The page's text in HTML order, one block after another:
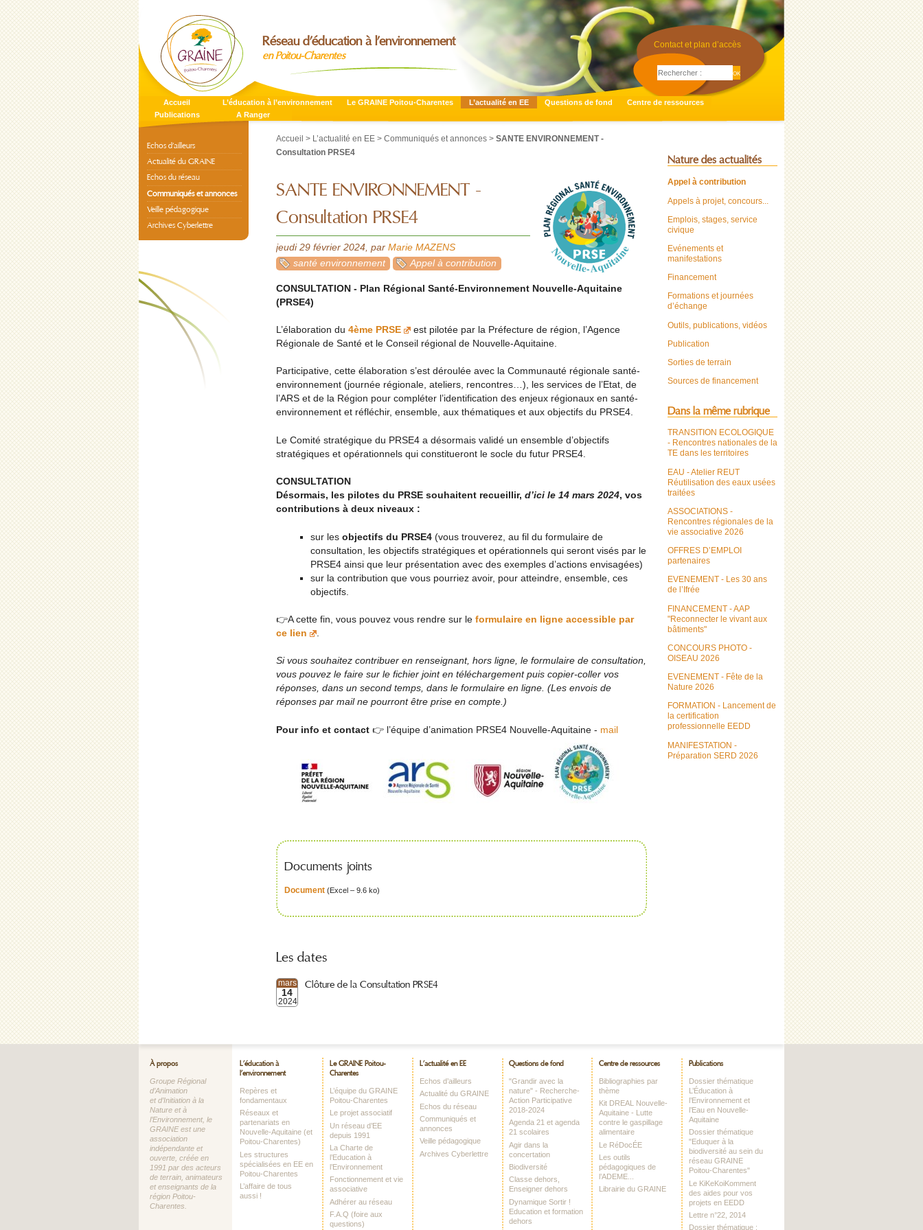
Réseau d’éducation à l’environnement
en Poitou-Charentes
Contact et plan d’accès
Accueil L’éducation à l’environnement Le GRAINE Poitou-Charentes L’actualité en EE Questions de fond
Centre de ressources
Publications
A Ranger
Accueil > L’actualité en EE > Communiqués et annonces > SANTE ENVIRONNEMENT -
Consultation PRSE4
SANTE ENVIRONNEMENT -
Consultation PRSE4
jeudi 29 février 2024, par Marie MAZENS
santé environnement
Appel à contribution
CONSULTATION - Plan Régional Santé-Environnement Nouvelle-Aquitaine
(PRSE4)
L’élaboration du 4ème PRSE
est pilotée par la Préfecture de région, l’Agence
Régionale de Santé et le Conseil régional de Nouvelle-Aquitaine.
Participative, cette élaboration s’est déroulée avec la Communauté régionale santé-
environnement (journée régionale, ateliers, rencontres…), les services de l’Etat, de
l’ARS et de la Région pour compléter l’identification des enjeux régionaux en santé-
environnement et réfléchir, ensemble, aux thématiques et aux objectifs du PRSE4.
Le Comité stratégique du PRSE4 a désormais validé un ensemble d’objectifs
stratégiques et opérationnels qui constitueront le socle du futur PRSE4.
CONSULTATION
Désormais, les pilotes du PRSE souhaitent recueillir, d’ici le 14 mars 2024, vos
contributions à deux niveaux :
sur les objectifs du PRSE4 (vous trouverez, au fil du formulaire de
consultation, les objectifs stratégiques et opérationnels qui seront visés par le
PRSE4 ainsi que leur présentation avec des exemples d’actions envisagées)
sur la contribution que vous pourriez avoir, pour atteindre, ensemble, ces
objectifs.
👉A cette fin, vous pouvez vous rendre sur le formulaire en ligne accessible par
ce lien
Si vous souhaitez contribuer en renseignant, hors ligne, le formulaire de consultation,
vous pouvez le faire sur le fichier joint en téléchargement puis copier-coller vos
réponses, dans un second temps, dans le formulaire en ligne. (Les envois de
réponses par mail ne pourront être prise en compte.)
Pour info et contact 👉 l’équipe d’animation PRSE4 Nouvelle-Aquitaine - mail
Documents joints
Document (Excel – 9.6 ko)
Les dates
mars
14
2024
Clôture de la Consultation PRSE4
Echos d’ailleurs
Actualité du GRAINE
Echos du réseau
Communiqués et annonces
Veille pédagogique
Archives Cyberlettre
Nature des actualités
Appel à contribution
Appels à projet, concours...
Emplois, stages, service
civique
Evénements et
manifestations
Financement
Formations et journées
d’échange
Outils, publications, vidéos
Publication
Sorties de terrain
Sources de financement
Dans la même rubrique
TRANSITION ECOLOGIQUE
- Rencontres nationales de la
TE dans les territoires
EAU - Atelier REUT
Réutilisation des eaux usées
traitées
ASSOCIATIONS -
Rencontres régionales de la
vie associative 2026
OFFRES D’EMPLOI
partenaires
EVENEMENT - Les 30 ans
de l’Ifrée
FINANCEMENT - AAP
"Reconnecter le vivant aux
bâtiments"
CONCOURS PHOTO -
OISEAU 2026
EVENEMENT - Fête de la
Nature 2026
FORMATION - Lancement de
la certification
professionnelle EEDD
MANIFESTATION -
Préparation SERD 2026
À propos
Groupe Régional
d’Animation
et d’Initiation à la
Nature et à
l’Environnement, le
GRAINE est une
association
indépendante et
ouverte, créée en
1991 par des acteurs
de terrain, animateurs
et enseignants de la
région Poitou-
Charentes.
L’éducation à
l’environnement
Repères et
fondamentaux
Réseaux et
partenariats en
Nouvelle-Aquitaine (et
Poitou-Charentes)
Les structures
spécialisées en EE en
Poitou-Charentes
L’affaire de tous
aussi !
Le GRAINE Poitou-
Charentes
L’équipe du GRAINE
Poitou-Charentes
Le projet associatif
Un réseau d’EE
depuis 1991
La Charte de
l’Education à
l’Environnement
Fonctionnement et vie
associative
Adhérer au réseau
F.A.Q (foire aux
questions)
L’actualité en EE
Echos d’ailleurs
Actualité du GRAINE
Echos du réseau
Communiqués et
annonces
Veille pédagogique
Archives Cyberlettre
Questions de fond
"Grandir avec la
nature" - Recherche-
Action Participative
2018-2024
Agenda 21 et agenda
21 scolaires
Agir dans la
concertation
Biodiversité
Classe dehors,
Enseigner dehors
Dynamique Sortir !
Education et formation
dehors
Centre de ressources
Bibliographies par
thème
Kit DREAL Nouvelle-
Aquitaine - Lutte
contre le gaspillage
alimentaire
Le RéDocÉE
Les outils
pédagogiques de
l’ADEME...
Librairie du GRAINE
Publications
Dossier thématique
L’Éducation à
l’Environnement et
l’Eau en Nouvelle-
Aquitaine
Dossier thématique
"Eduquer à la
biodiversité au sein du
réseau GRAINE
Poitou-Charentes"
Le KiKeKoiKomment
des aides pour vos
projets en EEDD
Lettre n°22, 2014
Dossier thématique :